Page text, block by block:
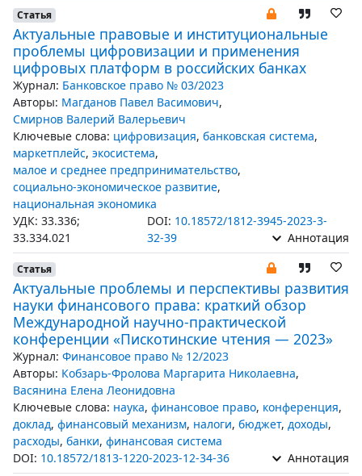
Статья
Актуальные правовые и институциональные
проблемы цифровизации и применения
цифровых платформ в российских банках
Журнал: Банковское право № 03/2023
Авторы: Магданов Павел Васимович,
Смирнов Валерий Валерьевич
Ключевые слова: цифровизация, банковская система,
маркетплейс, экосистема,
малое и среднее предпринимательство,
социально-экономическое развитие,
национальная экономика
УДК: 33.336;
33.334.021
DOI: 10.18572/1812-3945-2023-3-
32-39
Аннотация
Статья
Актуальные проблемы и перспективы развития
науки финансового права: краткий обзор
Международной научно-практической
конференции «Пискотинские чтения — 2023»
Журнал: Финансовое право № 12/2023
Авторы: Кобзарь-Фролова Маргарита Николаевна,
Васянина Елена Леонидовна
Ключевые слова: наука, финансовое право, конференция,
доклад, финансовый механизм, налоги, бюджет, доходы,
расходы, банки, финансовая система
DOI: 10.18572/1813-1220-2023-12-34-36 Аннотация